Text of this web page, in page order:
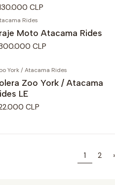
CLP
Rides
Moto Atacama Rides
CLP
York / Atacama Rides
Zoo York / Atacama
LE
CLP
1 2